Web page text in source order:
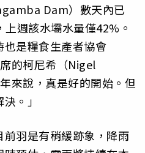
Dam）數天內已
週該水壩水量僅42%。
是糧食生產者協會
的柯尼希（Nigel
來說，真是好的開始。但
。」
羽是有稍緩跡象，降雨